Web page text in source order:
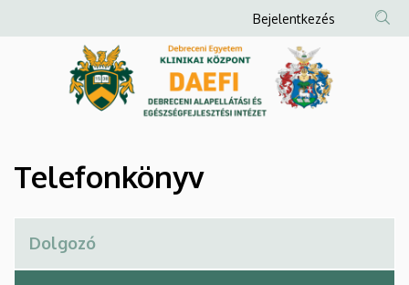
Debreceni
és
Egészségfejlesztési
Intézet
a
Anonim
Felhasználói
fiók
menüje
Bejelentkezés
Telefonkönyv